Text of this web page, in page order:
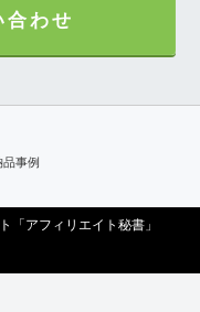
合わせ
品事例
「アフィリエイト秘書」